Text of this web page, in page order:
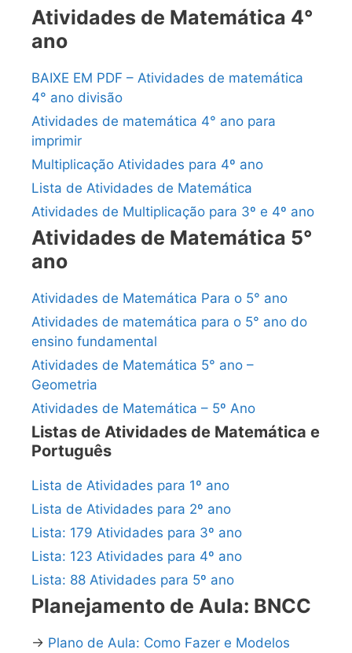
Atividades de Matemática 4°
ano
BAIXE EM PDF – Atividades de matemática
4° ano divisão
Atividades de matemática 4° ano para
imprimir
Multiplicação Atividades para 4º ano
Lista de Atividades de Matemática
Atividades de Multiplicação para 3º e 4º ano
Atividades de Matemática 5°
ano
Atividades de Matemática Para o 5° ano
Atividades de matemática para o 5° ano do
ensino fundamental
Atividades de Matemática 5° ano –
Geometria
Atividades de Matemática – 5º Ano
Listas de Atividades de Matemática e
Português
Lista de Atividades para 1º ano
Lista de Atividades para 2º ano
Lista: 179 Atividades para 3º ano
Lista: 123 Atividades para 4º ano
Lista: 88 Atividades para 5º ano
Planejamento de Aula: BNCC
→ Plano de Aula: Como Fazer e Modelos